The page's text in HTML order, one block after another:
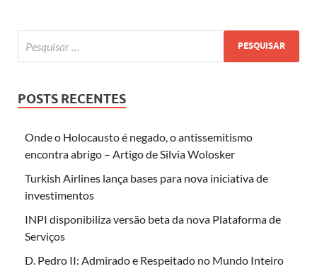
POSTS RECENTES
Onde o Holocausto é negado, o antissemitismo
encontra abrigo – Artigo de Silvia Wolosker
Turkish Airlines lança bases para nova iniciativa de
investimentos
INPI disponibiliza versão beta da nova Plataforma de
Serviços
D. Pedro II: Admirado e Respeitado no Mundo Inteiro